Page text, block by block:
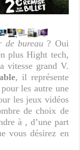
de bureau ? Oui
plus Hight tech,
vitesse grand V.
, il représente
les autre une
les jeux vidéos
de choix de
à , d’une part
vous désirez en